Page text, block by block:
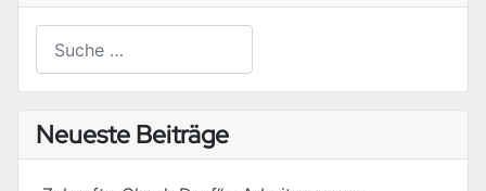
Type 2 or more characters for results.
Neueste Beiträge